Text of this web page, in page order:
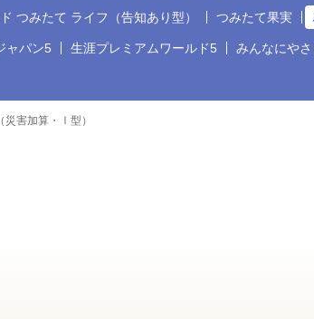
つみたて ライフ（告知あり型） つみたて果実
ャパン5 生涯プレミアムワールド5 みんなにや
災害加算・Ⅰ型）